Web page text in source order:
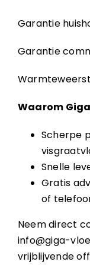
Garantie
Garantie
Waarom
Scherpe
Snelle
Gratis
of
Neem direct
info@giga-
vrijblijvende